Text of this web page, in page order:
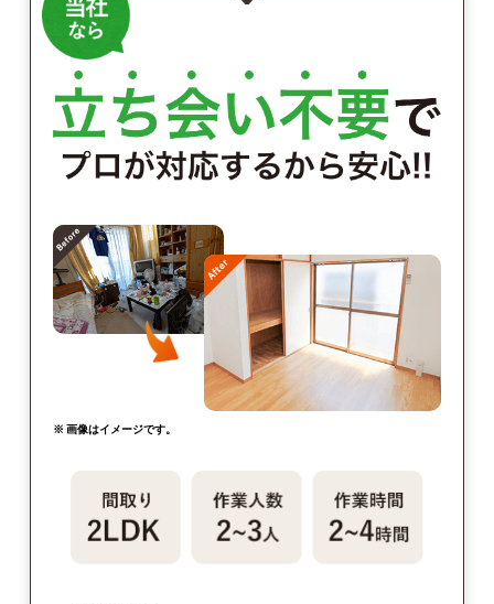
※ 画像はイメージです。